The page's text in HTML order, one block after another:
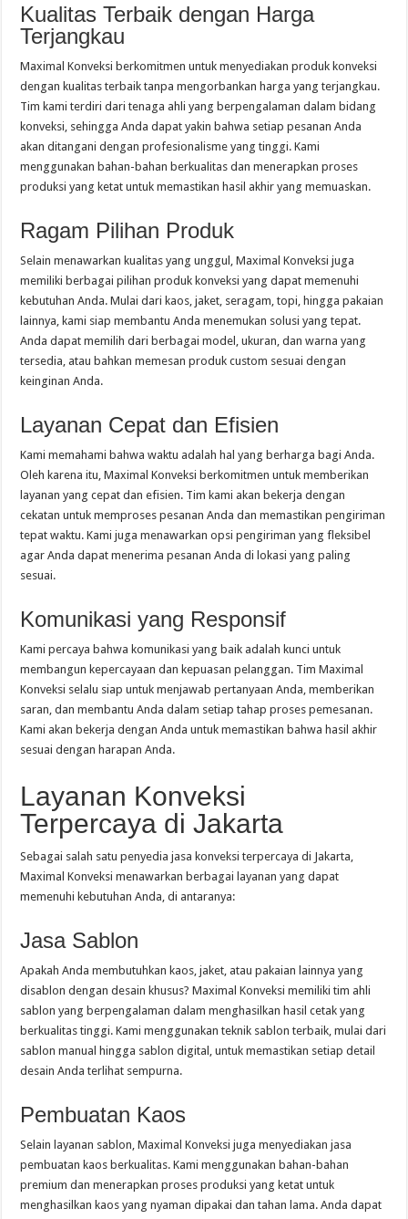
Kualitas Terbaik dengan Harga
Terjangkau
Maximal Konveksi berkomitmen untuk menyediakan produk konveksi
dengan kualitas terbaik tanpa mengorbankan harga yang terjangkau.
Tim kami terdiri dari tenaga ahli yang berpengalaman dalam bidang
konveksi, sehingga Anda dapat yakin bahwa setiap pesanan Anda
akan ditangani dengan profesionalisme yang tinggi. Kami
menggunakan bahan-bahan berkualitas dan menerapkan proses
produksi yang ketat untuk memastikan hasil akhir yang memuaskan.
Ragam Pilihan Produk
Selain menawarkan kualitas yang unggul, Maximal Konveksi juga
memiliki berbagai pilihan produk konveksi yang dapat memenuhi
kebutuhan Anda. Mulai dari kaos, jaket, seragam, topi, hingga pakaian
lainnya, kami siap membantu Anda menemukan solusi yang tepat.
Anda dapat memilih dari berbagai model, ukuran, dan warna yang
tersedia, atau bahkan memesan produk custom sesuai dengan
keinginan Anda.
Layanan Cepat dan Efisien
Kami memahami bahwa waktu adalah hal yang berharga bagi Anda.
Oleh karena itu, Maximal Konveksi berkomitmen untuk memberikan
layanan yang cepat dan efisien. Tim kami akan bekerja dengan
cekatan untuk memproses pesanan Anda dan memastikan pengiriman
tepat waktu. Kami juga menawarkan opsi pengiriman yang fleksibel
agar Anda dapat menerima pesanan Anda di lokasi yang paling
sesuai.
Komunikasi yang Responsif
Kami percaya bahwa komunikasi yang baik adalah kunci untuk
membangun kepercayaan dan kepuasan pelanggan. Tim Maximal
Konveksi selalu siap untuk menjawab pertanyaan Anda, memberikan
saran, dan membantu Anda dalam setiap tahap proses pemesanan.
Kami akan bekerja dengan Anda untuk memastikan bahwa hasil akhir
sesuai dengan harapan Anda.
Layanan Konveksi
Terpercaya di Jakarta
Sebagai salah satu penyedia jasa konveksi terpercaya di Jakarta,
Maximal Konveksi menawarkan berbagai layanan yang dapat
memenuhi kebutuhan Anda, di antaranya:
Jasa Sablon
Apakah Anda membutuhkan kaos, jaket, atau pakaian lainnya yang
disablon dengan desain khusus? Maximal Konveksi memiliki tim ahli
sablon yang berpengalaman dalam menghasilkan hasil cetak yang
berkualitas tinggi. Kami menggunakan teknik sablon terbaik, mulai dari
sablon manual hingga sablon digital, untuk memastikan setiap detail
desain Anda terlihat sempurna.
Pembuatan Kaos
Selain layanan sablon, Maximal Konveksi juga menyediakan jasa
pembuatan kaos berkualitas. Kami menggunakan bahan-bahan
premium dan menerapkan proses produksi yang ketat untuk
menghasilkan kaos yang nyaman dipakai dan tahan lama. Anda dapat